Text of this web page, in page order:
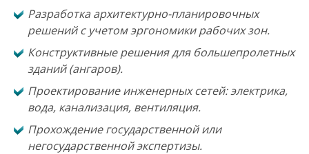
Разработка архитектурно-планировочных
решений с учетом эргономики рабочих зон.
Конструктивные решения для большепролетных
зданий (ангаров).
Проектирование инженерных сетей: электрика,
вода, канализация, вентиляция.
Прохождение государственной или
негосударственной экспертизы.